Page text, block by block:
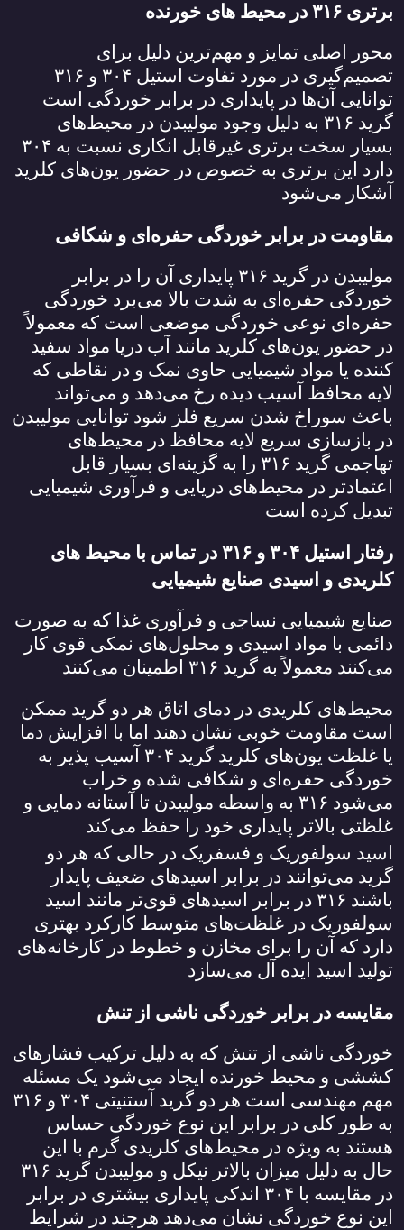
برتری ۳۱۶ در محیط‌ های خورنده
محور اصلی تمایز و مهم‌ترین دلیل برای
تصمیم‌گیری در مورد تفاوت استیل ۳۰۴ و ۳۱۶
توانایی آن‌ها در پایداری در برابر خوردگی است
گرید ۳۱۶ به دلیل وجود مولیبدن در محیط‌های
بسیار سخت برتری غیرقابل انکاری نسبت به ۳۰۴
دارد این برتری به خصوص در حضور یون‌های کلرید
آشکار می‌شود
مقاومت در برابر خوردگی حفره‌ای و شکافی
مولیبدن در گرید ۳۱۶ پایداری آن را در برابر
خوردگی حفره‌ای به شدت بالا می‌برد خوردگی
حفره‌ای نوعی خوردگی موضعی است که معمولاً
در حضور یون‌های کلرید مانند آب دریا مواد سفید
کننده یا مواد شیمیایی حاوی نمک و در نقاطی که
لایه محافظ آسیب دیده رخ می‌دهد و می‌تواند
باعث سوراخ شدن سریع فلز شود توانایی مولیبدن
در بازسازی سریع لایه محافظ در محیط‌های
تهاجمی گرید ۳۱۶ را به گزینه‌ای بسیار قابل
اعتمادتر در محیط‌های دریایی و فرآوری شیمیایی
تبدیل کرده است
رفتار استیل ۳۰۴ و ۳۱۶ در تماس با محیط‌ های
کلریدی و اسیدی صنایع شیمیایی
صنایع شیمیایی نساجی و فرآوری غذا که به صورت
دائمی با مواد اسیدی و محلول‌های نمکی قوی کار
می‌کنند معمولاً به گرید ۳۱۶ اطمینان می‌کنند
محیط‌های کلریدی در دمای اتاق هر دو گرید ممکن
است مقاومت خوبی نشان دهند اما با افزایش دما
یا غلظت یون‌های کلرید گرید ۳۰۴ آسیب پذیر به
خوردگی حفره‌ای و شکافی شده و خراب
می‌شود ۳۱۶ به واسطه مولیبدن تا آستانه دمایی و
غلظتی بالاتر پایداری خود را حفظ می‌کند
اسید سولفوریک و فسفریک در حالی که هر دو
گرید می‌توانند در برابر اسیدهای ضعیف پایدار
باشند ۳۱۶ در برابر اسیدهای قوی‌تر مانند اسید
سولفوریک در غلظت‌های متوسط کارکرد بهتری
دارد که آن را برای مخازن و خطوط در کارخانه‌های
تولید اسید ایده آل می‌سازد
مقایسه در برابر خوردگی ناشی از تنش
خوردگی ناشی از تنش که به دلیل ترکیب فشارهای
کششی و محیط خورنده ایجاد می‌شود یک مسئله
مهم مهندسی است هر دو گرید آستنیتی ۳۰۴ و ۳۱۶
به طور کلی در برابر این نوع خوردگی حساس
هستند به ویژه در محیط‌های کلریدی گرم با این
حال به دلیل میزان بالاتر نیکل و مولیبدن گرید ۳۱۶
در مقایسه با ۳۰۴ اندکی پایداری بیشتری در برابر
این نوع خوردگی نشان می‌دهد هرچند در شرایط